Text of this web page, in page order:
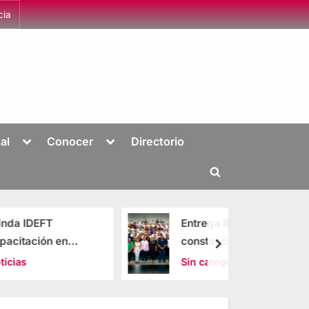
Conocer Directorio
Entrega IDEFT 250
constancias en La
Huerta
Sin categoría